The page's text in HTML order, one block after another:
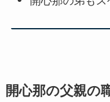
開心那の父親の